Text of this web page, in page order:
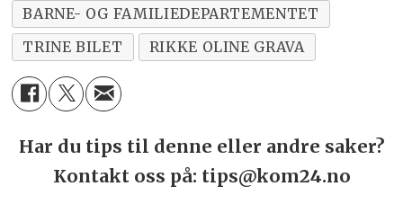
BARNE- OG FAMILIEDEPARTEMENTET
TRINE BILET
RIKKE OLINE GRAVA
Har du tips til denne eller andre saker?
Kontakt oss på: tips@kom24.no